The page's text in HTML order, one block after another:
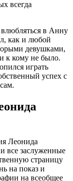
всегда
в Анну
как и любой
девушками,
к кому не было.
играть
успех с
Леонида
все заслуженные
страницу
на показ и
на всеобщее